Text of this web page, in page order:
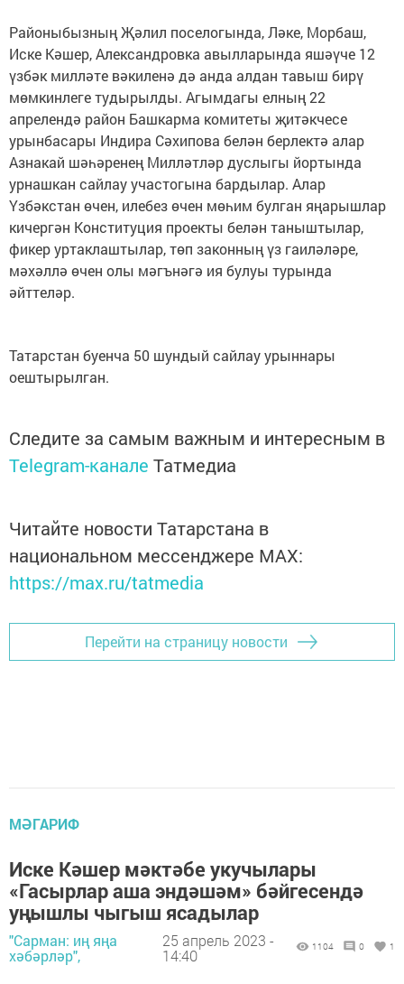
Районыбызның Җәлил поселогында, Ләке, Морбаш,
Иске Кәшер, Александровка авылларында яшәүче 12
үзбәк милләте вәкиленә дә анда алдан тавыш бирү
мөмкинлеге тудырылды. Агымдагы елның 22
апрелендә район Башкарма комитеты җитәкчесе
урынбасары Индира Сәхипова белән берлектә алар
Азнакай шәһәренең Милләтләр дуслыгы йортында
урнашкан сайлау участогына бардылар. Алар
Үзбәкстан өчен, илебез өчен мөһим булган яңарышлар
кичергән Конституция проекты белән таныштылар,
фикер уртаклаштылар, төп законның үз гаиләләре,
мәхәллә өчен олы мәгънәгә ия булуы турында
әйттеләр.
Татарстан буенча 50 шундый сайлау урыннары
оештырылган.
Следите за самым важным и интересным в
Telegram-канале Татмедиа
Читайте новости Татарстана в
национальном мессенджере MАХ:
https://max.ru/tatmedia
Перейти на страницу новости
МӘГАРИФ
Иске Кәшер мәктәбе укучылары
«Гасырлар аша эндәшәм» бәйгесендә
уңышлы чыгыш ясадылар
"Сарман: иң яңа
хәбәрләр",
25 апрель 2023 -
14:40
1104 0 1